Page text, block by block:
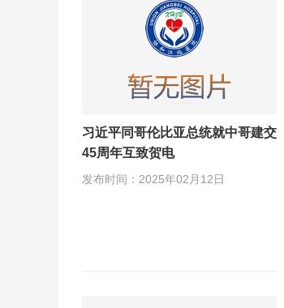
习近平同哥伦比亚总统就中哥建交
45周年互致贺电
发布时间：2025年02月12日